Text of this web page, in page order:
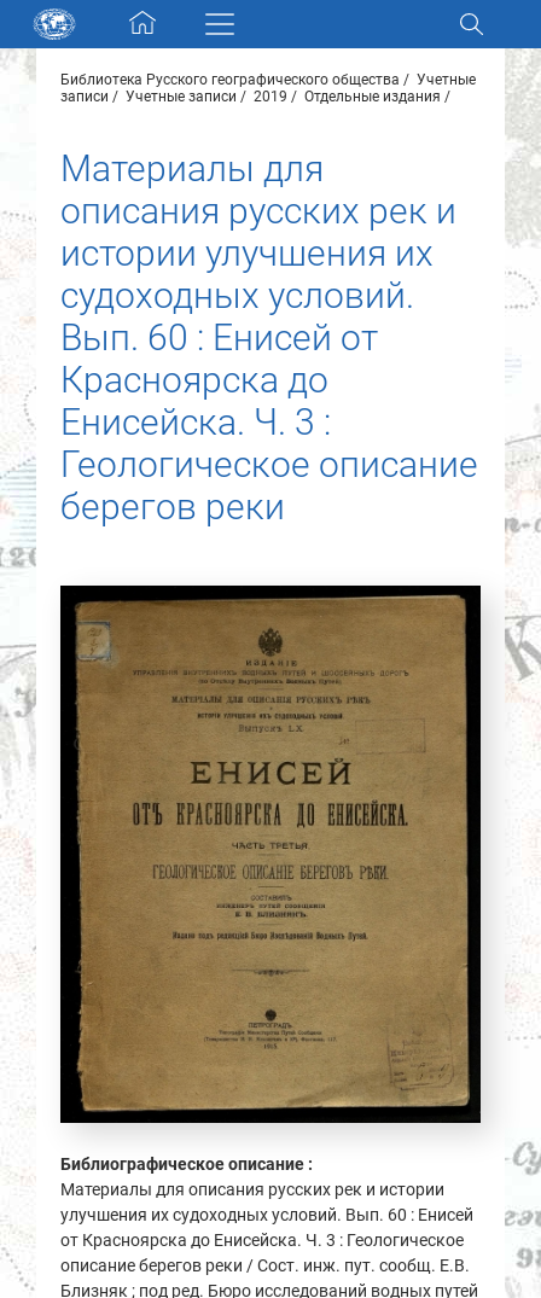
Skip navigation
Разделы и коллекции
Электронный каталог
Новости
О нас
Контакты
Партнеры
Найти
Библиотека Русского географического общества
Учетные
записи
Учетные записи 2019 Отдельные издания
Материалы для
описания русских рек и
истории улучшения их
судоходных условий.
Вып. 60 : Енисей от
Красноярска до
Енисейска. Ч. 3 :
Геологическое описание
берегов реки
Библиографическое описание :
Материалы для описания русских рек и истории
улучшения их судоходных условий. Вып. 60 : Енисей
от Красноярска до Енисейска. Ч. 3 : Геологическое
описание берегов реки / Сост. инж. пут. сообщ. Е.В.
Близняк ; под ред. Бюро исследований водных путей